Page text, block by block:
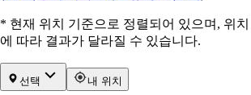
* 현재 위치 기준으로 정렬되어 있으며, 위
에 따라 결과가 달라질 수 있습니다.
선택 내 위치